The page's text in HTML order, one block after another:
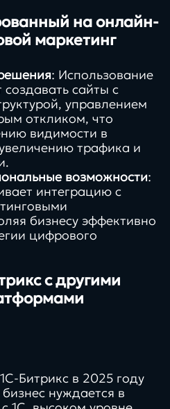
на онлайн-
маркетинг
: Использование
сайты с
управлением
откликом, что
видимости в
трафика и
возможности:
интеграцию с
бизнесу эффективно
цифрового
с другими
Битрикс в 2025 году
нуждается в